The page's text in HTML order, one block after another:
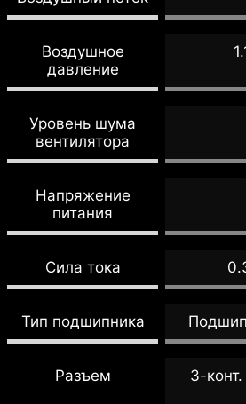
Воздушное
давление
Уровень шума
вентилятора
Напряжение
питания
Сила тока
Тип подшипника
Разъем
3-